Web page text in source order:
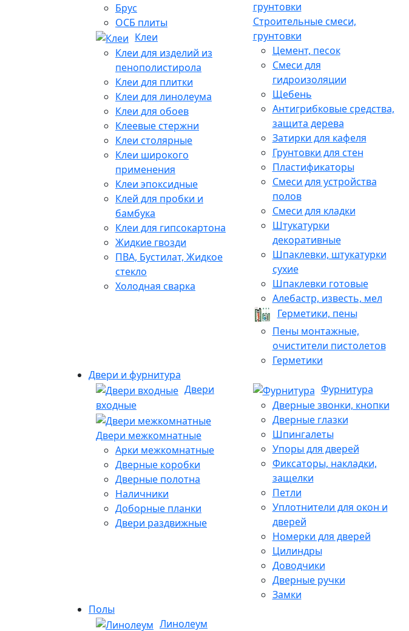
Брус
ОСБ плиты
Клеи
Клеи для изделий из
пенополистирола
Клеи для плитки
Клеи для линолеума
Клеи для обоев
Клеевые стержни
Клеи столярные
Клеи широкого
применения
Клеи эпоксидные
Клей для пробки и
бамбука
Клеи для гипсокартона
Жидкие гвозди
ПВА, Бустилат, Жидкое
стекло
Холодная сварка
Строительные смеси,
грунтовки
Цемент, песок
Смеси для
гидроизоляции
Щебень
Антигрибковые средства,
защита дерева
Затирки для кафеля
Грунтовки для стен
Пластификаторы
Смеси для устройства
полов
Смеси для кладки
Штукатурки
декоративные
Шпаклевки, штукатурки
сухие
Шпаклевки готовые
Алебастр, известь, мел
Герметики, пены
Пены монтажные,
очистители пистолетов
Герметики
Двери и фурнитура
Двери
входные
Двери межкомнатные
Арки межкомнатные
Дверные коробки
Дверные полотна
Наличники
Доборные планки
Двери раздвижные
Фурнитура
Дверные звонки, кнопки
Дверные глазки
Шпингалеты
Упоры для дверей
Фиксаторы, накладки,
защелки
Петли
Уплотнители для окон и
дверей
Номерки для дверей
Цилиндры
Доводчики
Дверные ручки
Замки
Полы
Линолеум